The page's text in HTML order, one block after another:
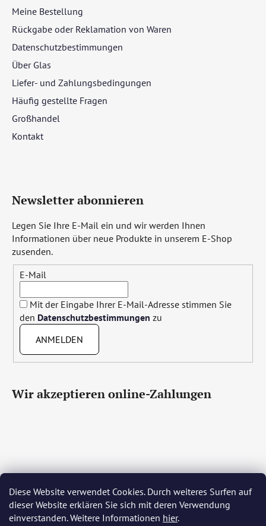
Diese Website verwendet Cookies. Durch weiteres Surfen auf
dieser Website erklären Sie sich mit deren Verwendung
einverstanden. Weitere Informationen hier.
Meine Bestellung
Rückgabe oder Reklamation von Waren
Datenschutzbestimmungen
Über Glas
Liefer- und Zahlungsbedingungen
Häufig gestellte Fragen
Großhandel
Kontakt
Newsletter abonnieren
Legen Sie Ihre E-Mail ein und wir werden Ihnen
Informationen über neue Produkte in unserem E-Shop
zusenden.
E-Mail
Mit der Eingabe Ihrer E-Mail-Adresse stimmen Sie
den Datenschutzbestimmungen zu
ANMELDEN
Wir akzeptieren online-Zahlungen
Čeština Slovenčina English Deutsch Magyar
Język polski Română Italiano Español Français
Português Български Hrvatski Slovenščina